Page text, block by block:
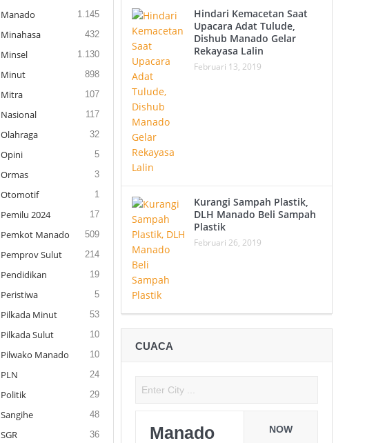
Manado 1.145
Minahasa 432
Minsel 1.130
Minut 898
Mitra 107
Nasional 117
Olahraga 32
Opini 5
Ormas 3
Otomotif 1
Pemilu 2024 17
Pemkot Manado 509
Pemprov Sulut 214
Pendidikan 19
Peristiwa 5
Pilkada Minut 53
Pilkada Sulut 10
Pilwako Manado 10
PLN 24
Politik 29
Sangihe 48
SGR 36
Hindari Kemacetan Saat
Upacara Adat Tulude,
Dishub Manado Gelar
Rekayasa Lalin
Februari 13, 2019
Kurangi Sampah Plastik,
DLH Manado Beli Sampah
Plastik
Februari 26, 2019
CUACA
Manado NOW